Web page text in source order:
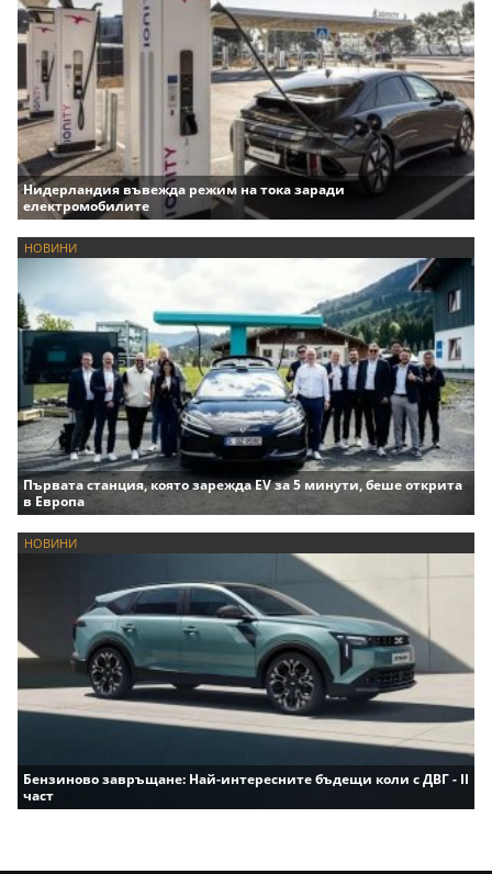
Нидерландия въвежда режим на тока заради
електромобилите
НОВИНИ
Първата станция, която зарежда EV за 5 минути, беше открита
в Европа
НОВИНИ
Бензиново завръщане: Най-интересните бъдещи коли с ДВГ - II
част